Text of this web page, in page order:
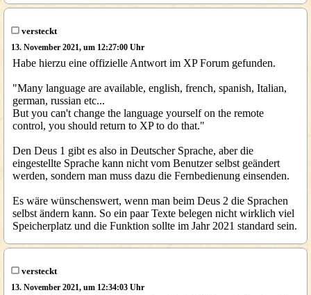
versteckt
13. November 2021, um 12:27:00 Uhr
Habe hierzu eine offizielle Antwort im XP Forum gefunden.
"Many language are available, english, french, spanish, Italian,
german, russian etc...
But you can't change the language yourself on the remote
control, you should return to XP to do that."
Den Deus 1 gibt es also in Deutscher Sprache, aber die
eingestellte Sprache kann nicht vom Benutzer selbst geändert
werden, sondern man muss dazu die Fernbedienung einsenden.
Es wäre wünschenswert, wenn man beim Deus 2 die Sprachen
selbst ändern kann. So ein paar Texte belegen nicht wirklich viel
Speicherplatz und die Funktion sollte im Jahr 2021 standard sein.
versteckt
13. November 2021, um 12:34:03 Uhr